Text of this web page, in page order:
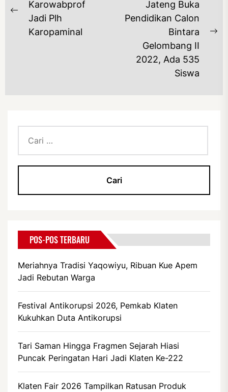
POS
Previous
post:
Karowabprof
Jadi Plh
Karopaminal
Jateng Buka
Pendidikan Calon
Bintara
Gelombang II
2022, Ada 535
Siswa
untuk:
POS-POS TERBARU
Meriahnya Tradisi Yaqowiyu, Ribuan Kue Apem
Jadi Rebutan Warga
Festival Antikorupsi 2026, Pemkab Klaten
Kukuhkan Duta Antikorupsi
Tari Saman Hingga Fragmen Sejarah Hiasi
Puncak Peringatan Hari Jadi Klaten Ke-222
Klaten Fair 2026 Tampilkan Ratusan Produk